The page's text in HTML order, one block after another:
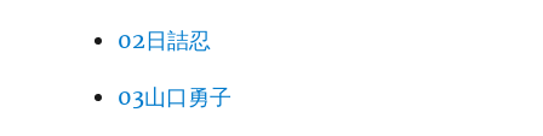
02日詰忍
03山口勇子